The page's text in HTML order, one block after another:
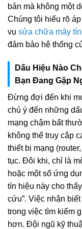
bản mà không một
Chúng tôi hiểu rõ
vụ sửa chữa máy
đảm bảo hệ thống
Dấu Hiệu Nào
Bạn Đang Gặp
Đừng đợi đến khi
chú ý đến những
mạng chậm bất
không thể truy cập
thiết bị mạng
tục. Đôi khi, chỉ là
hoặc một số ứng
tín hiệu này cho
cứu”. Việc nhận
trong việc tìm kiếm
hơn. Đội ngũ kỹ